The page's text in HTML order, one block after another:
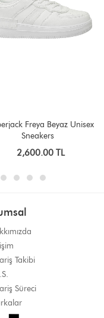
Polo Assn. Tıggy Beyaz
Kadın Sneakers
14
1,799.00 TL
Takibi
Süreci